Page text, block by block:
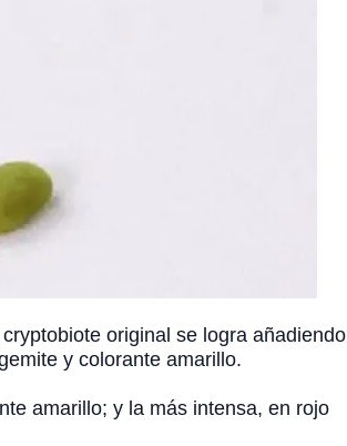
original se logra añadiendo
y colorante amarillo.
amarillo; y la más intensa, en rojo